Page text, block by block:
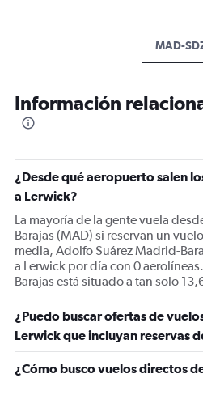
MAD-
Información
¿Desde qué aeropuerto salen
a Lerwick?
La mayoría de la gente vuela
Barajas (MAD) si reservan un
media, Adolfo Suárez Madrid-
a Lerwick por día con 0
Barajas está situado a tan solo
¿Puedo buscar ofertas de
Lerwick que incluyan reservas
¿Cómo busco vuelos directos